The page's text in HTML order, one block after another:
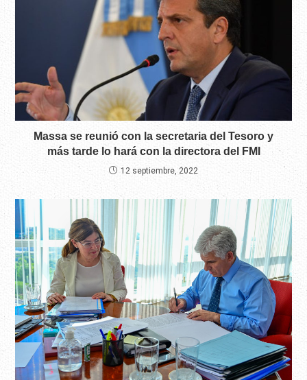
Massa se reunió con la secretaria del Tesoro y
más tarde lo hará con la directora del FMI
12 septiembre, 2022